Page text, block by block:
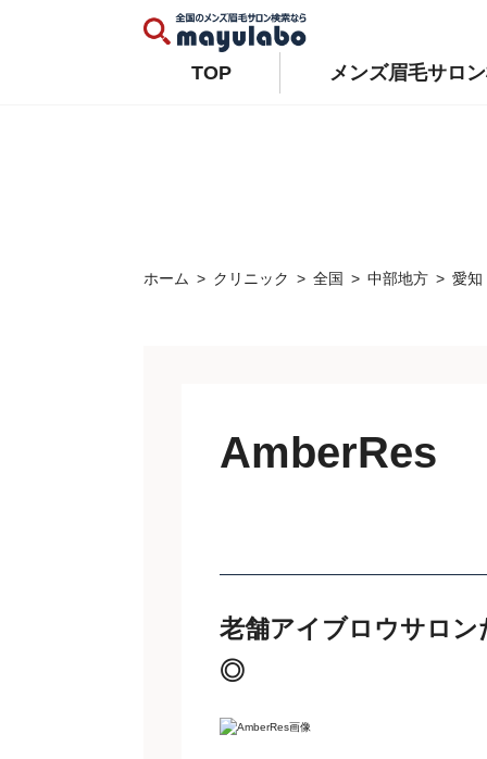
: Constant WP_AUTO_UPDATE_CORE already defined in
: Constant AUTOMATIC_UPDATER_DISABLED already defined in/home/xs679489/
TOP メンズ眉毛サロ
ホーム クリニック 全国 中部地方 愛知
AmberRes
老舗アイブロウサロン
◎